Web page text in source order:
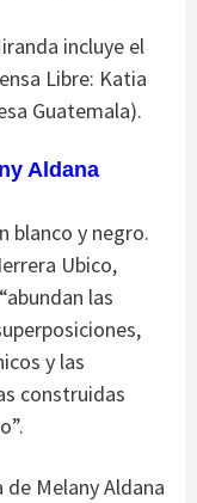
incluye el
Libre: Katia
Guatemala).
Aldana
blanco y negro.
Ubico,
las
y las
construidas
Melany Aldana